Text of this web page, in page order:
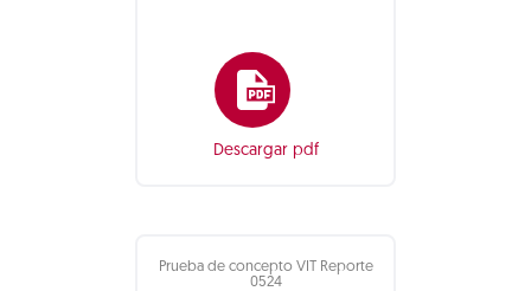
Descargar pdf
Prueba de concepto VIT Reporte
0524